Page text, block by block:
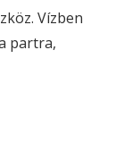
Vízben
partra,